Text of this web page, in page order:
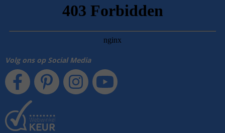
Volg ons op Social Media